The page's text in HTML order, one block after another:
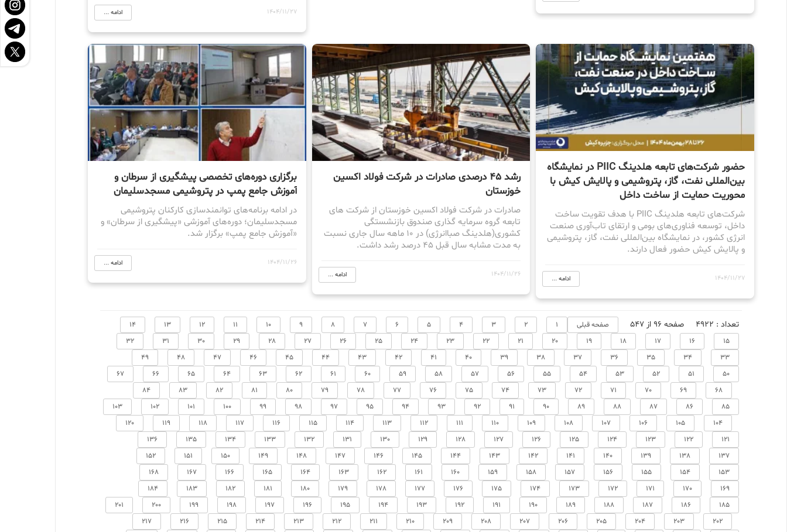
1404/11/27 ادامه ...
حضور شرکت‌های تابعه هلدینگ PIIC در نمایشگاه
بین‌المللی نفت، گاز، پتروشیمی و پالایش کیش با
محوریت حمایت از ساخت داخل
شرکت‌های تابعه هلدینگ PIIC با هدف تقویت ساخت
داخل، توسعه فناوری‌های بومی و ارتقای تاب‌آوری صنعت
انرژی کشور، در نمایشگاه بین‌المللی نفت، گاز، پتروشیمی
و پالایش کیش حضور فعال دارند.
1404/11/27 ادامه ...
رشد ۴۵ درصدی صادرات در شرکت فولاد اکسین
خوزستان
صادرات در شرکت فولاد اکسین خوزستان از شرکت های
تابعه گروه سرمایه گذاری صندوق بازنشستگی
کشوری(هلدینگ صباانرژی) در ۱۰ ماهه سال جاری نسبت
به مدت مشابه سال قبل ۴۵ درصد رشد داشت.
1404/11/26 ادامه ...
برگزاری دوره‌های تخصصی پیشگیری از سرطان و
آموزش جامع پمپ در پتروشیمی مسجدسلیمان
در ادامه برنامه‌های توانمندسازی کارکنان پتروشیمی
مسجدسلیمان؛ دوره‌های آموزشی «پیشگیری از سرطان» و
«آموزش جامع پمپ» برگزار شد.
1404/11/26 ادامه ...
تعداد : 4922 صفحه 96 از 547 صفحه قبلی 1
2
3
4
5
6
7
8
9
10
11
12
13
14
15
16
17
18
19
20
21
22
23
24
25
26
27
28
29
30
31
32
33
34
35
36
37
38
39
40
41
42
43
44
45
46
47
48
49
50
51
52
53
54
55
56
57
58
59
60
61
62
63
64
65
66
67
68
69
70
71
72
73
74
75
76
77
78
79
80
81
82
83
84
85
86
87
88
89
90
91
92
93
94
95
97
98
99
100
101
102
103
104
105
106
107
108
109
110
111
112
113
114
115
116
117
118
119
120
121
122
123
124
125
126
127
128
129
130
131
132
133
134
135
136
137
138
139
140
141
142
143
144
145
146
147
148
149
150
151
152
153
154
155
156
157
158
159
160
161
162
163
164
165
166
167
168
169
170
171
172
173
174
175
176
177
178
179
180
181
182
183
184
185
186
187
188
189
190
191
192
193
194
195
196
197
198
199
200
201
202
203
204
205
206
207
208
209
210
211
212
213
214
215
216
217